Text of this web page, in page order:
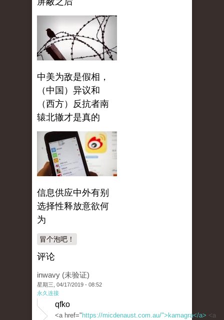
中美为敌是假相，
（中国）异议和
（西方）反抗者南
辕北辙才是真的
信息供应中外有别
选择性释放意欲何
为
冒个泡吧！
评论
inwavy (未验证)
星期三, 04/17/2019 - 08:52
永久连接
qfko
<a href=" https://micdenaust.com.au/">kamagra</a> <a